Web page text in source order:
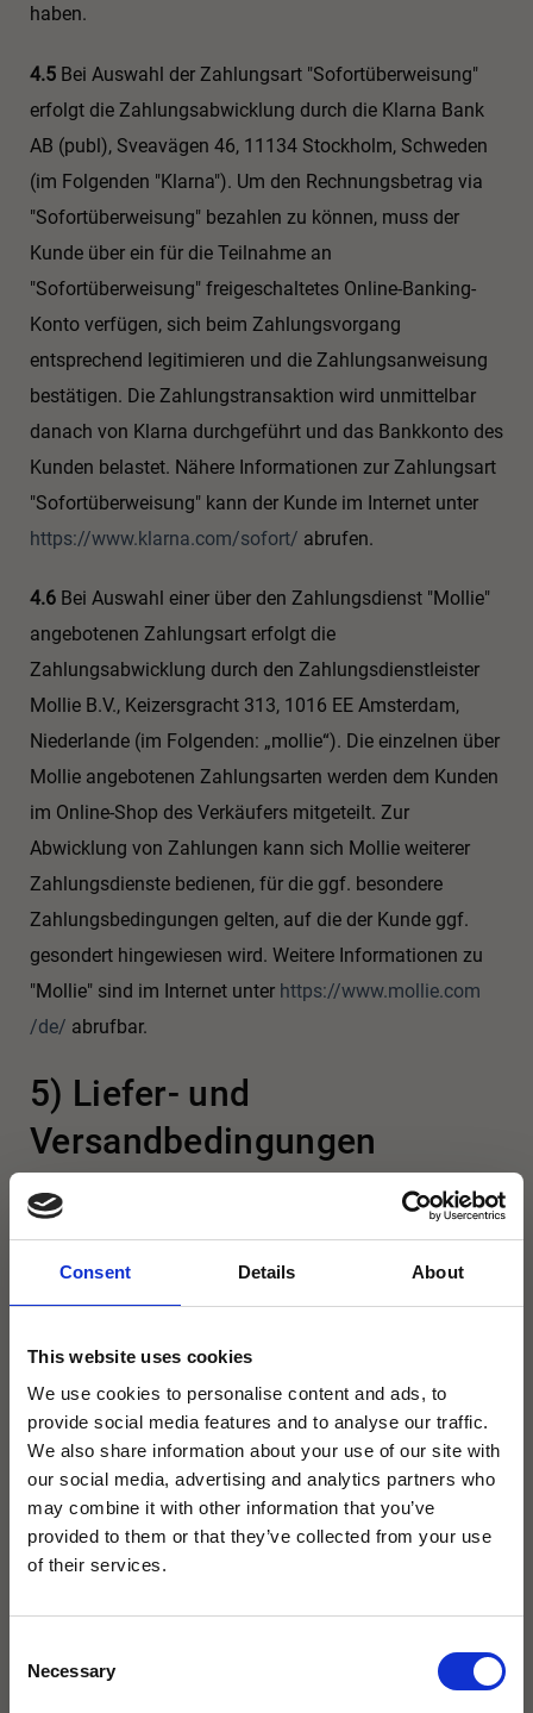
Consent Details About
This website uses cookies
We use cookies to personalise content and ads, to
provide social media features and to analyse our traffic.
We also share information about your use of our site with
our social media, advertising and analytics partners who
may combine it with other information that you’ve
provided to them or that they’ve collected from your use
of their services.
Selection
Necessary
haben.
4.5 Bei Auswahl der Zahlungsart "Sofortüberweisung"
erfolgt die Zahlungsabwicklung durch die Klarna Bank
AB (publ), Sveavägen 46, 11134 Stockholm, Schweden
(im Folgenden "Klarna"). Um den Rechnungsbetrag via
"Sofortüberweisung" bezahlen zu können, muss der
Kunde über ein für die Teilnahme an
"Sofortüberweisung" freigeschaltetes Online-Banking-
Konto verfügen, sich beim Zahlungsvorgang
entsprechend legitimieren und die Zahlungsanweisung
bestätigen. Die Zahlungstransaktion wird unmittelbar
danach von Klarna durchgeführt und das Bankkonto des
Kunden belastet. Nähere Informationen zur Zahlungsart
"Sofortüberweisung" kann der Kunde im Internet unter
https://www.klarna.com/sofort/ abrufen.
4.6 Bei Auswahl einer über den Zahlungsdienst "Mollie"
angebotenen Zahlungsart erfolgt die
Zahlungsabwicklung durch den Zahlungsdienstleister
Mollie B.V., Keizersgracht 313, 1016 EE Amsterdam,
Niederlande (im Folgenden: „mollie“). Die einzelnen über
Mollie angebotenen Zahlungsarten werden dem Kunden
im Online-Shop des Verkäufers mitgeteilt. Zur
Abwicklung von Zahlungen kann sich Mollie weiterer
Zahlungsdienste bedienen, für die ggf. besondere
Zahlungsbedingungen gelten, auf die der Kunde ggf.
gesondert hingewiesen wird. Weitere Informationen zu
"Mollie" sind im Internet unter https://www.mollie.com
/de/ abrufbar.
5) Liefer- und
Versandbedingungen
5.1Bietet der Verkäufer den Versand der Ware an, so
erfolgt die Lieferung innerhalb des vom Verkäufer
angegebenen Liefergebietes an die vom Kunden
angegebene Lieferanschrift, sofern nichts anderes
Lieferanschrift maßgeblich. Abweichend hiervon ist bei
Auswahl der Zahlungsart PayPal die vom Kunden zum
Zeitpunkt der Bezahlung bei PayPal hinterlegte
Lieferanschrift maßgeblich.
die Lieferung "frei Bordsteinkante", also bis zur der